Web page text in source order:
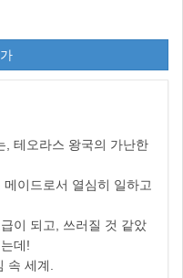
, 테오라스 왕국의 가난한
이드로서 열심히 일하고
이 되고, 쓰러질 것 같았
데!
속 세계.